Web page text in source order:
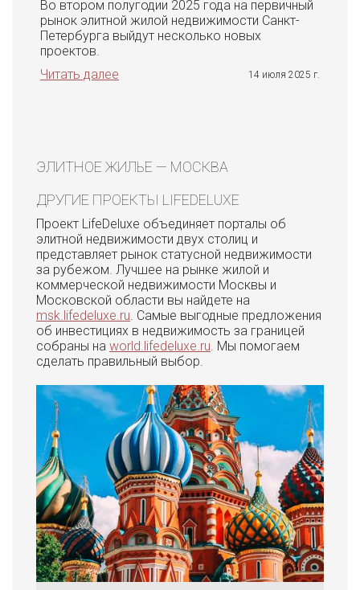
Во втором полугодии 2025 года на первичный
рынок элитной жилой недвижимости Санкт-
Петербурга выйдут несколько новых
проектов.
Читать далее
14 июля 2025 г.
ЭЛИТНОЕ ЖИЛЬЕ — МОСКВА
ДРУГИЕ ПРОЕКТЫ LIFEDELUXE
Проект LifeDeluxe объединяет порталы об
элитной недвижимости двух столиц и
представляет рынок статусной недвижимости
за рубежом. Лучшее на рынке жилой и
коммерческой недвижимости Москвы и
Московской области вы найдете на
msk.lifedeluxe.ru. Самые выгодные предложения
об инвестициях в недвижимость за границей
собраны на world.lifedeluxe.ru. Мы помогаем
сделать правильный выбор.